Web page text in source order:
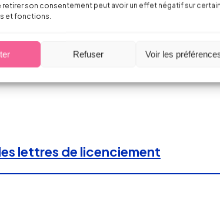
son consentement peut avoir un effet négatif sur
et fonctions.
Refuser Voir les
désigné par le CSE doit
lettres de licenciement